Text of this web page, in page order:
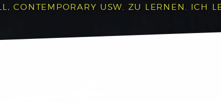
CONTEMPORARY USW. ZU LERNEN. ICH